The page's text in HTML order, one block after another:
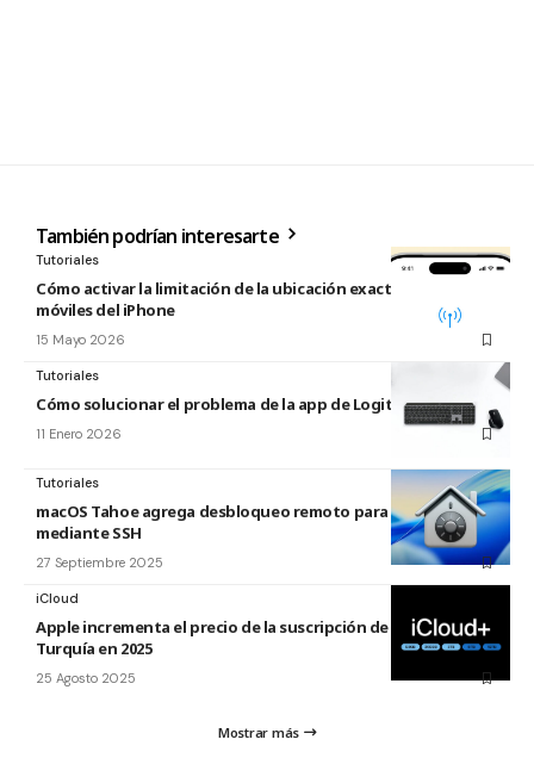
También podrían interesarte
Tutoriales
Cómo activar la limitación de la ubicación exacta para redes
móviles del iPhone
15 Mayo 2026
Tutoriales
Cómo solucionar el problema de la app de Logitech para Mac
11 Enero 2026
Tutoriales
macOS Tahoe agrega desbloqueo remoto para FileVault
mediante SSH
27 Septiembre 2025
iCloud
Apple incrementa el precio de la suscripción de iCloud+ en
Turquía en 2025
25 Agosto 2025
Mostrar más